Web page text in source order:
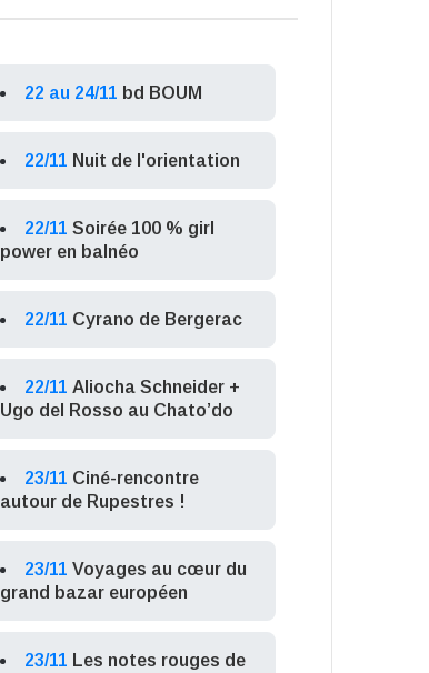
22 au 24/11 bd BOUM
22/11 Nuit de l'orientation
22/11 Soirée 100 % girl
power en balnéo
22/11 Cyrano de Bergerac
22/11 Aliocha Schneider +
Ugo del Rosso au Chato’do
23/11 Ciné-rencontre
autour de Rupestres !
23/11 Voyages au cœur du
grand bazar européen
23/11 Les notes rouges de